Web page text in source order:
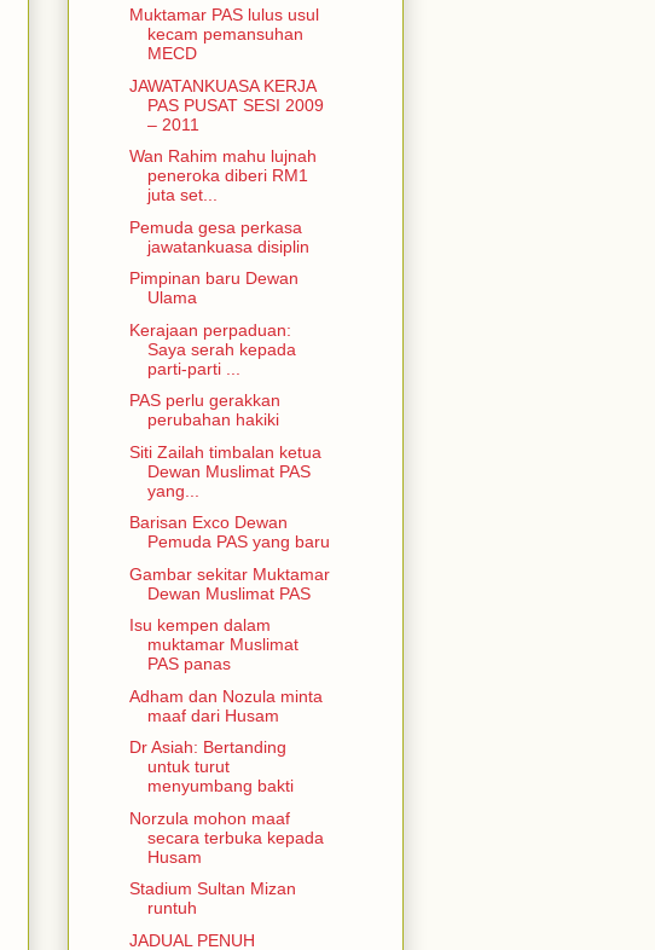
Muktamar PAS lulus usul
kecam pemansuhan
MECD
JAWATANKUASA KERJA
PAS PUSAT SESI 2009
– 2011
Wan Rahim mahu lujnah
peneroka diberi RM1
juta set...
Pemuda gesa perkasa
jawatankuasa disiplin
Pimpinan baru Dewan
Ulama
Kerajaan perpaduan:
Saya serah kepada
parti-parti ...
PAS perlu gerakkan
perubahan hakiki
Siti Zailah timbalan ketua
Dewan Muslimat PAS
yang...
Barisan Exco Dewan
Pemuda PAS yang baru
Gambar sekitar Muktamar
Dewan Muslimat PAS
Isu kempen dalam
muktamar Muslimat
PAS panas
Adham dan Nozula minta
maaf dari Husam
Dr Asiah: Bertanding
untuk turut
menyumbang bakti
Norzula mohon maaf
secara terbuka kepada
Husam
Stadium Sultan Mizan
runtuh
JADUAL PENUH